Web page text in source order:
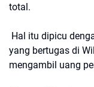
total.
Hal itu dipicu
yang bertugas di
mengambil uang